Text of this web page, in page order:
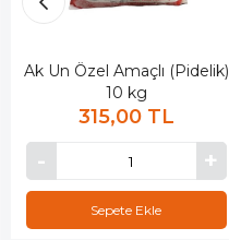
Ak Un Özel Amaçlı (Pidelik)
10 kg
315,00 TL
Sepete Ekle